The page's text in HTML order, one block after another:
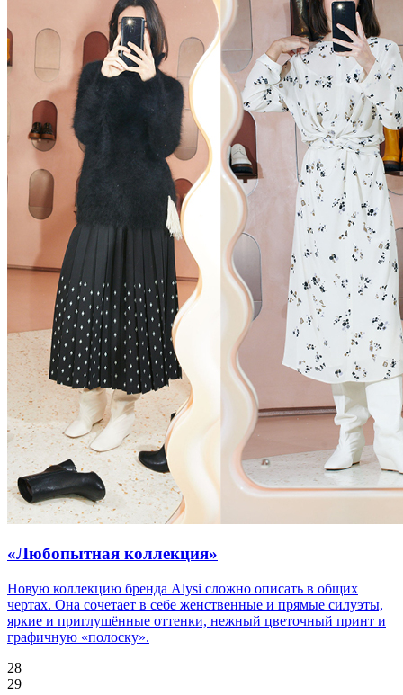
«Любопытная коллекция»
Новую коллекцию бренда Alysi сложно описать в общих
чертах. Она сочетает в себе женственные и прямые силуэты,
яркие и приглушённые оттенки, нежный цветочный принт и
графичную «полоску».
28
29